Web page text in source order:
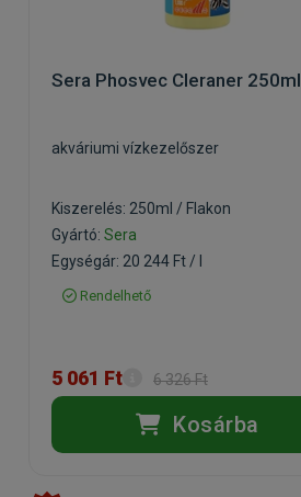
Sera Phosvec Cleraner 250ml
akváriumi vízkezelőszer
Kiszerelés: 250ml / Flakon
Gyártó: Sera
Egységár: 20 244 Ft / l
Rendelhető
5 061 Ft 6 326 Ft
Kosárba